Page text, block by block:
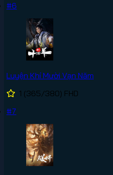
#6
Luyện Khí Mười Vạn Năm
1 (365/380) FHD
#7